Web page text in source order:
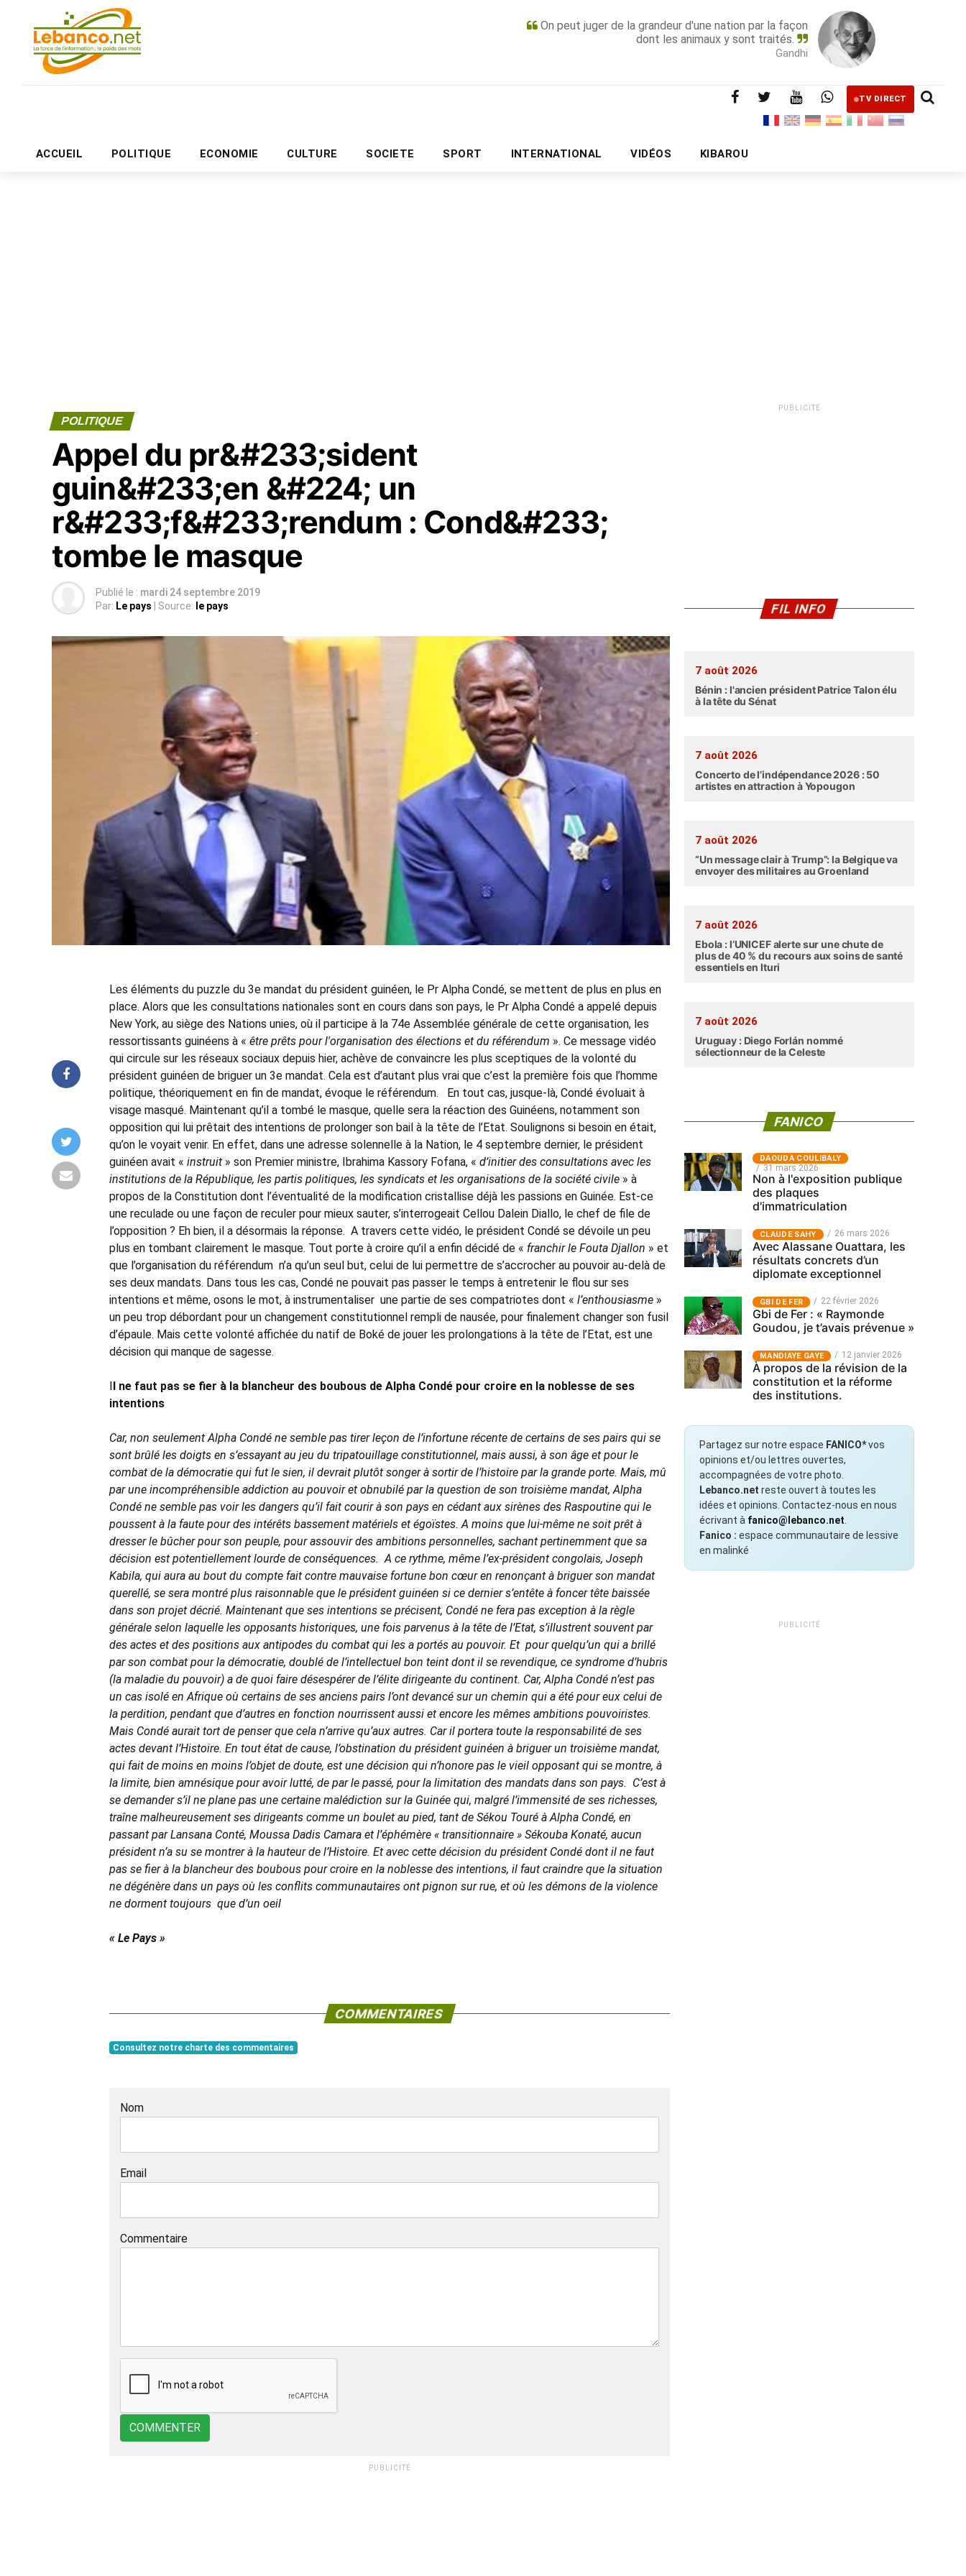
On peut juger de la grandeur d'une nation par la façon
dont les animaux y sont traités.
Gandhi
TV DIRECT
ACCUEIL POLITIQUE ECONOMIE CULTURE SOCIETE SPORT INTERNATIONAL VIDÉOS KIBAROU
PUBLICITÉ
POLITIQUE
Appel du pr&#233;sident
guin&#233;en &#224; un
r&#233;f&#233;rendum : Cond&#233;
tombe le masque
Publié le : mardi 24 septembre 2019
Par: Le pays | Source: le pays
Les éléments du puzzle du 3e mandat du président guinéen, le Pr Alpha Condé, se mettent de plus en plus en
place. Alors que les consultations nationales sont en cours dans son pays, le Pr Alpha Condé a appelé depuis
New York, au siège des Nations unies, où il participe à la 74e Assemblée générale de cette organisation, les
ressortissants guinéens à « être prêts pour l'organisation des élections et du référendum ». Ce message vidéo
qui circule sur les réseaux sociaux depuis hier, achève de convaincre les plus sceptiques de la volonté du
président guinéen de briguer un 3e mandat. Cela est d’autant plus vrai que c’est la première fois que l’homme
politique, théoriquement en fin de mandat, évoque le référendum. En tout cas, jusque-là, Condé évoluait à
visage masqué. Maintenant qu’il a tombé le masque, quelle sera la réaction des Guinéens, notamment son
opposition qui lui prêtait des intentions de prolonger son bail à la tête de l’Etat. Soulignons si besoin en était,
qu’on le voyait venir. En effet, dans une adresse solennelle à la Nation, le 4 septembre dernier, le président
guinéen avait « instruit » son Premier ministre, Ibrahima Kassory Fofana, « d’initier des consultations avec les
institutions de la République, les partis politiques, les syndicats et les organisations de la société civile » à
propos de la Constitution dont l’éventualité de la modification cristallise déjà les passions en Guinée. Est-ce
une reculade ou une façon de reculer pour mieux sauter, s’interrogeait Cellou Dalein Diallo, le chef de file de
l’opposition ? Eh bien, il a désormais la réponse. A travers cette vidéo, le président Condé se dévoile un peu
plus en tombant clairement le masque. Tout porte à croire qu’il a enfin décidé de « franchir le Fouta Djallon » et
que l’organisation du référendum n’a qu’un seul but, celui de lui permettre de s’accrocher au pouvoir au-delà de
ses deux mandats. Dans tous les cas, Condé ne pouvait pas passer le temps à entretenir le flou sur ses
intentions et même, osons le mot, à instrumentaliser une partie de ses compatriotes dont « l’enthousiasme »
un peu trop débordant pour un changement constitutionnel rempli de nausée, pour finalement changer son fusil
d’épaule. Mais cette volonté affichée du natif de Boké de jouer les prolongations à la tête de l’Etat, est une
décision qui manque de sagesse.
Il ne faut pas se fier à la blancheur des boubous de Alpha Condé pour croire en la noblesse de ses
intentions
Car, non seulement Alpha Condé ne semble pas tirer leçon de l’infortune récente de certains de ses pairs qui se
sont brûlé les doigts en s’essayant au jeu du tripatouillage constitutionnel, mais aussi, à son âge et pour le
combat de la démocratie qui fut le sien, il devrait plutôt songer à sortir de l’histoire par la grande porte. Mais, mû
par une incompréhensible addiction au pouvoir et obnubilé par la question de son troisième mandat, Alpha
Condé ne semble pas voir les dangers qu’il fait courir à son pays en cédant aux sirènes des Raspoutine qui le
poussent à la faute pour des intérêts bassement matériels et égoïstes. A moins que lui-même ne soit prêt à
dresser le bûcher pour son peuple, pour assouvir des ambitions personnelles, sachant pertinemment que sa
décision est potentiellement lourde de conséquences. A ce rythme, même l’ex-président congolais, Joseph
Kabila, qui aura au bout du compte fait contre mauvaise fortune bon cœur en renonçant à briguer son mandat
querellé, se sera montré plus raisonnable que le président guinéen si ce dernier s’entête à foncer tête baissée
dans son projet décrié. Maintenant que ses intentions se précisent, Condé ne fera pas exception à la règle
générale selon laquelle les opposants historiques, une fois parvenus à la tête de l’Etat, s’illustrent souvent par
des actes et des positions aux antipodes du combat qui les a portés au pouvoir. Et pour quelqu’un qui a brillé
par son combat pour la démocratie, doublé de l’intellectuel bon teint dont il se revendique, ce syndrome d’hubris
(la maladie du pouvoir) a de quoi faire désespérer de l’élite dirigeante du continent. Car, Alpha Condé n’est pas
un cas isolé en Afrique où certains de ses anciens pairs l’ont devancé sur un chemin qui a été pour eux celui de
la perdition, pendant que d’autres en fonction nourrissent aussi et encore les mêmes ambitions pouvoiristes.
Mais Condé aurait tort de penser que cela n’arrive qu’aux autres. Car il portera toute la responsabilité de ses
actes devant l’Histoire. En tout état de cause, l’obstination du président guinéen à briguer un troisième mandat,
qui fait de moins en moins l’objet de doute, est une décision qui n’honore pas le vieil opposant qui se montre, à
la limite, bien amnésique pour avoir lutté, de par le passé, pour la limitation des mandats dans son pays. C’est à
se demander s’il ne plane pas une certaine malédiction sur la Guinée qui, malgré l’immensité de ses richesses,
traîne malheureusement ses dirigeants comme un boulet au pied, tant de Sékou Touré à Alpha Condé, en
passant par Lansana Conté, Moussa Dadis Camara et l’éphémère « transitionnaire » Sékouba Konaté, aucun
président n’a su se montrer à la hauteur de l’Histoire. Et avec cette décision du président Condé dont il ne faut
pas se fier à la blancheur des boubous pour croire en la noblesse des intentions, il faut craindre que la situation
ne dégénère dans un pays où les conflits communautaires ont pignon sur rue, et où les démons de la violence
ne dorment toujours que d’un oeil
« Le Pays »
COMMENTAIRES
Consultez notre charte des commentaires
Nom
Email
Commentaire
COMMENTER
PUBLICITÉ
PUBLICITÉ
FIL INFO
7 août 2026
Bénin : l'ancien président Patrice Talon élu
à la tête du Sénat
7 août 2026
Concerto de l’indépendance 2026 : 50
artistes en attraction à Yopougon
7 août 2026
“Un message clair à Trump”: la Belgique va
envoyer des militaires au Groenland
7 août 2026
Ebola : l’UNICEF alerte sur une chute de
plus de 40 % du recours aux soins de santé
essentiels en Ituri
7 août 2026
Uruguay : Diego Forlán nommé
sélectionneur de la Celeste
FANICO
‎DAOUDA COULIBALY
31 mars 2026
Non à l'exposition publique
des plaques
d'immatriculation
CLAUDE SAHY 26 mars 2026
Avec Alassane Ouattara, les
résultats concrets d’un
diplomate exceptionnel
GBI DE FER 22 février 2026
Gbi de Fer : « Raymonde
Goudou, je t’avais prévenue »
MANDIAYE GAYE 12 janvier 2026
À propos de la révision de la
constitution et la réforme
des institutions.
Partagez sur notre espace FANICO*vos
opinions et/ou lettres ouvertes,
accompagnées de votre photo.
Lebanco.net reste ouvert à toutes les
idées et opinions. Contactez-nous en nous
écrivant à fanico@lebanco.net
Fanico : espace communautaire de lessive
en malinké
PUBLICITÉ